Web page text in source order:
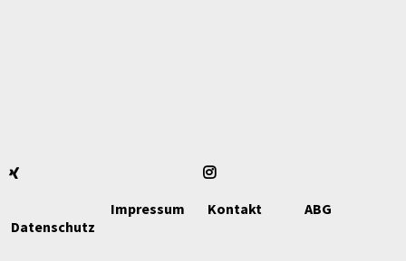
Datenschutz
Impressum Kontakt ABG